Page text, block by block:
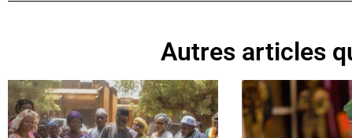
Autres articles